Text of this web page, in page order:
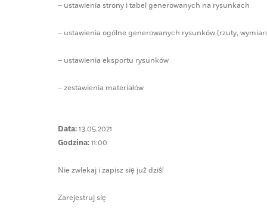
– ustawienia strony i tabel generowanych na rysunkach
– ustawienia ogólne generowanych rysunków (rzuty,
– ustawienia eksportu rysunków
– zestawienia materiałów
Data:13.05.2021
Godzina:11:00
Nie zwlekaj i zapisz się już dziś!
Zarejestruj się